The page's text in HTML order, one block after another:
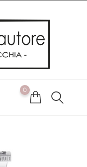
esperienza possibile
alla nostra
le tue preferenze sui
0